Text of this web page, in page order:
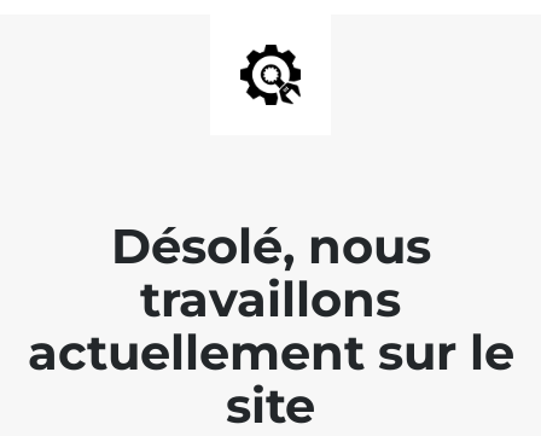
Désolé, nous
travaillons
actuellement sur le
site